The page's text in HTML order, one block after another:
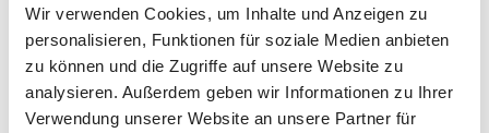
Wir verwenden Cookies, um Inhalte und Anzeigen zu
personalisieren, Funktionen für soziale Medien anbieten
zu können und die Zugriffe auf unsere Website zu
analysieren. Außerdem geben wir Informationen zu Ihrer
Verwendung unserer Website an unsere Partner für
Freude an Teamarbeit